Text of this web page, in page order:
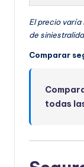
El precio
de
Comparar
todas